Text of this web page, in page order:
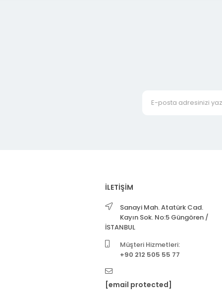
İLETİŞİM
Sanayi Mah. Atatürk Cad.
Kayın Sok. No:5 Güngören /
İSTANBUL
Müşteri Hizmetleri:
+90 212 505 55 77
[email protected]